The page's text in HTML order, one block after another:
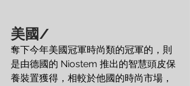
美國/
奪下今年美國冠軍時尚類的冠軍的，則
是由德國的 Niostem 推出的智慧頭皮保
養裝置獲得，相較於他國的時尚市場，